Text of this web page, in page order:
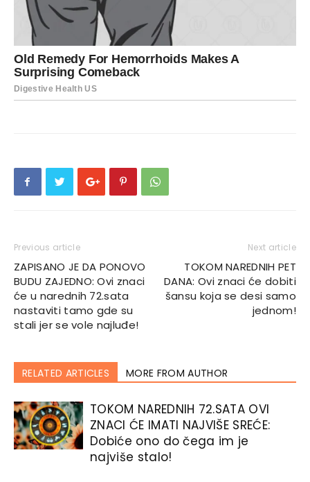
Previous article
ZAPISANO JE DA PONOVO
BUDU ZAJEDNO: Ovi znaci
će u narednih 72.sata
nastaviti tamo gde su
stali jer se vole najluđe!
Next article
TOKOM NAREDNIH PET
DANA: Ovi znaci će dobiti
šansu koja se desi samo
jednom!
RELATED ARTICLES MORE FROM AUTHOR
TOKOM NAREDNIH 72.SATA OVI
ZNACI ĆE IMATI NAJVIŠE SREĆE:
Dobiće ono do čega im je
najviše stalo!